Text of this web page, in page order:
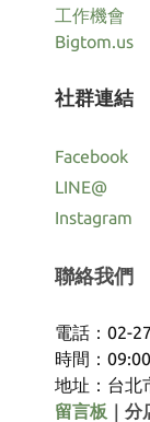
工作機會
Bigtom.us
社群連結
Facebook
LINE@
Instagram
聯絡我們
電話：02-
時間：
地址：台北
留言板 ｜ 分